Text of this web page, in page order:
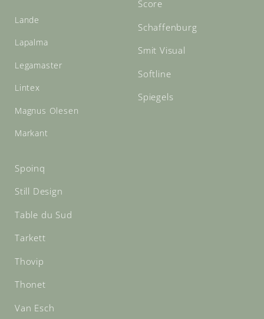
Lande
Lapalma
Legamaster
Lintex
Magnus Olesen
Markant
Score
Schaffenburg
Smit Visual
Softline
Spiegels
Spoinq
Still Design
Table du Sud
Tarkett
Thovip
Thonet
Van Esch